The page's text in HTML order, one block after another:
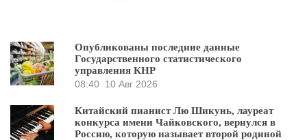
Опубликованы последние данные
Государственного статистического
управления КНР
08:40 10 Авг 2026
Китайский пианист Лю Шикунь, лауреат
конкурса имени Чайковского, вернулся в
Россию, которую называет второй родиной